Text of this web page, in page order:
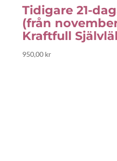
Tidigare 21-
(från
Kraftfull
950,00 kr